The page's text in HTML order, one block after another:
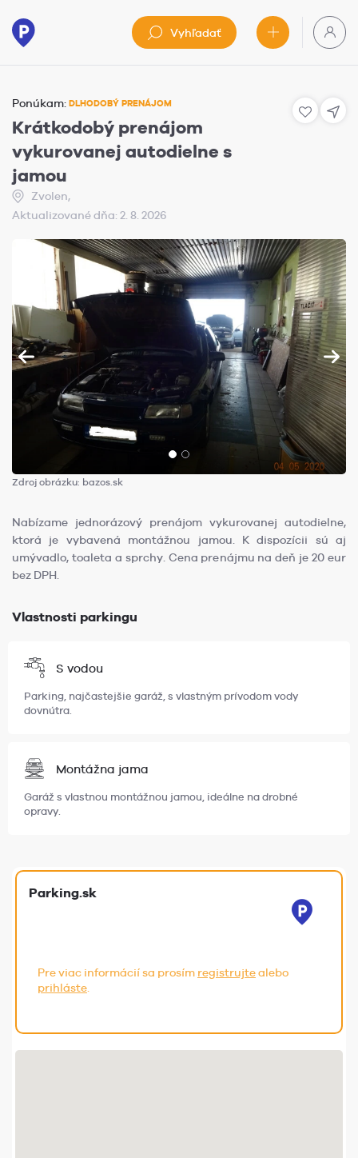
Vyhľadať
Ponúkam: DLHODOBÝ PRENÁJOM
Krátkodobý prenájom
vykurovanej autodielne s
jamou
Zvolen,
Aktualizované dňa: 2. 8. 2026
Zdroj obrázku: bazos.sk
Nabízame jednorázový prenájom vykurovanej autodielne,
ktorá je vybavená montážnou jamou. K dispozícii sú aj
umývadlo, toaleta a sprchy. Cena prenájmu na deň je 20 eur
bez DPH.
Vlastnosti parkingu
S vodou
Parking, najčastejšie garáž, s vlastným prívodom vody
dovnútra.
Montážna jama
Garáž s vlastnou montážnou jamou, ideálne na drobné
opravy.
Parking.sk
Pre viac informácií sa prosím registrujtealebo
prihláste.